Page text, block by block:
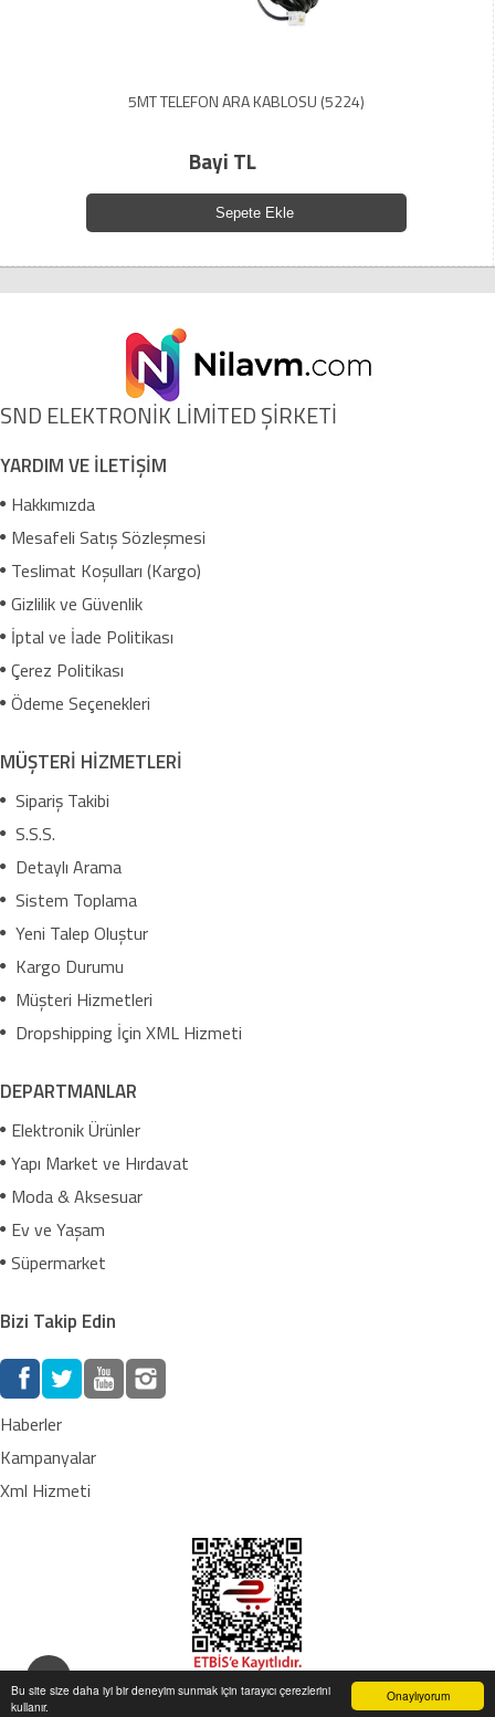
Onaylıyorum
Bu site size daha iyi bir deneyim sunmak için tarayıcı çerezlerini
kullanır.
5MT TELEFON ARA KABLOSU (5224)
Bayi TL
Sepete Ekle
SND ELEKTRONİK LİMİTED ŞİRKETİ
YARDIM VE İLETİŞİM
Hakkımızda
Mesafeli Satış Sözleşmesi
Teslimat Koşulları (Kargo)
Gizlilik ve Güvenlik
İptal ve İade Politikası
Çerez Politikası
Ödeme Seçenekleri
MÜŞTERİ HİZMETLERİ
Sipariş Takibi
S.S.S.
Detaylı Arama
Sistem Toplama
Yeni Talep Oluştur
Kargo Durumu
Müşteri Hizmetleri
Dropshipping İçin XML Hizmeti
DEPARTMANLAR
Elektronik Ürünler
Yapı Market ve Hırdavat
Moda & Aksesuar
Ev ve Yaşam
Süpermarket
Bizi Takip Edin
Haberler
Kampanyalar
Xml Hizmeti